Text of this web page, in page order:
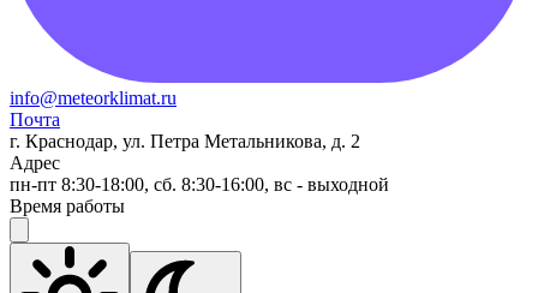
info@meteorklimat.ru
Почта
г. Краснодар, ул. Петра Метальникова, д. 2
Адрес
пн-пт 8:30-18:00, сб. 8:30-16:00, вс - выходной
Время работы